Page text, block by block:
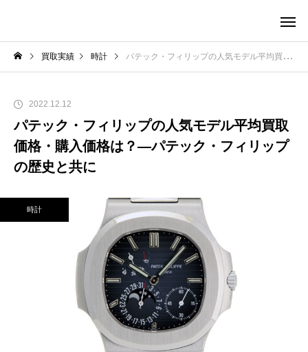
買取実績 時計 パテック・フィリップの人気モデル平均買取価格・購入価格は？―パテック・フィリップの歴史と共に
2022.12.12
パテック・フィリップの人気モデル平均買取
価格・購入価格は？―パテック・フィリップ
の歴史と共に
時計